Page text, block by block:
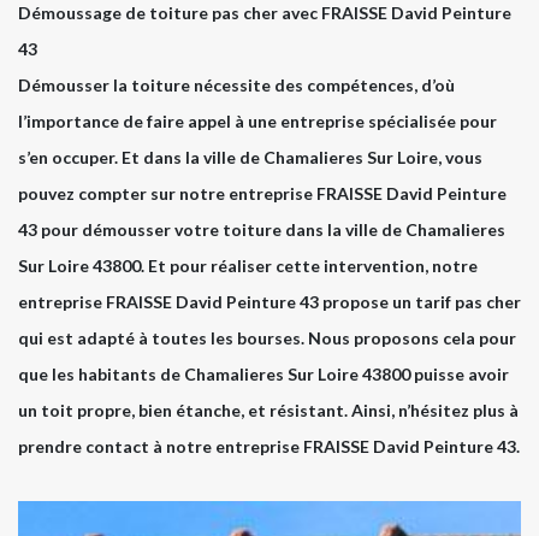
Démoussage de toiture pas cher avec FRAISSE David Peinture
43
Démousser la toiture nécessite des compétences, d’où
l’importance de faire appel à une entreprise spécialisée pour
s’en occuper. Et dans la ville de Chamalieres Sur Loire, vous
pouvez compter sur notre entreprise FRAISSE David Peinture
43 pour démousser votre toiture dans la ville de Chamalieres
Sur Loire 43800. Et pour réaliser cette intervention, notre
entreprise FRAISSE David Peinture 43 propose un tarif pas cher
qui est adapté à toutes les bourses. Nous proposons cela pour
que les habitants de Chamalieres Sur Loire 43800 puisse avoir
un toit propre, bien étanche, et résistant. Ainsi, n’hésitez plus à
prendre contact à notre entreprise FRAISSE David Peinture 43.